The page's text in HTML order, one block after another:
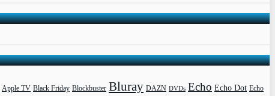
Apple TV Black Friday Blockbuster Bluray DAZN DVDs Echo Echo Dot Echo